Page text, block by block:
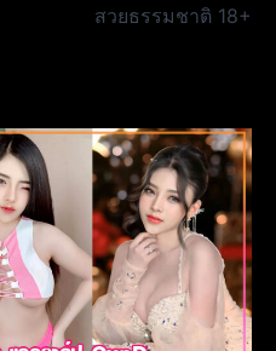
สวยธรรมชาติ 18+